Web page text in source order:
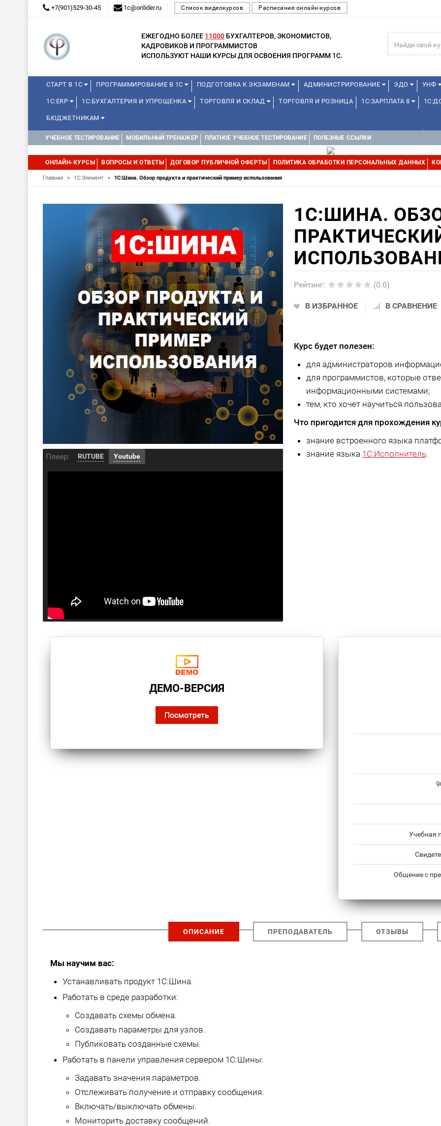
+7(901)529-30-45 1c@onlider.ru Список видеокурсов Расписание онлайн-курсов
ЕЖЕГОДНО БОЛЕЕ 11000 БУХГАЛТЕРОВ, ЭКОНОМИСТОВ,
КАДРОВИКОВ И ПРОГРАММИСТОВ
ИСПОЛЬЗУЮТ НАШИ КУРСЫ ДЛЯ ОСВОЕНИЯ ПРОГРАММ 1С.
СТАРТ В 1С ПРОГРАММИРОВАНИЕ В 1С ПОДГОТОВКА К ЭКЗАМЕНАМ АДМИНИСТРИРОВАНИЕ ЭДО УНФ
1С:ERP 1С:БУХГАЛТЕРИЯ И УПРОЩЕНКА ТОРГОВЛЯ И СКЛАД ТОРГОВЛЯ И РОЗНИЦА 1С:ЗАРПЛАТА 8
БЮДЖЕТНИКАМ
КУРСЫ ДЛЯ ШКОЛЬНИКОВ ДИСТАНЦИОННАЯ ШКОЛА 1С ДЛЯ ШКОЛЬНИКОВ 1С:УПРАВЛЕНИЕ ХОЛДИНГОМ
УЧЕБНОЕ ТЕСТИРОВАНИЕ МОБИЛЬНЫЙ ТРЕНАЖЕР ПЛАТНОЕ УЧЕБНОЕ ТЕСТИРОВАНИЕ ПОЛЕЗНЫЕ ССЫЛКИ
ОНЛАЙН-КУРСЫ ВОПРОСЫ И ОТВЕТЫ ДОГОВОР ПУБЛИЧНОЙ ОФЕРТЫ ПОЛИТИКА ОБРАБОТКИ ПЕРСОНАЛЬНЫХ ДАННЫХ
Главная » 1С:Элемент » 1С:Шина. Обзор продукта и практический пример использования
Плеер: RUTUBE Youtube
1С:ШИНА.
Рейтинг: (0.0)
В ИЗБРАННОЕ В СРАВНЕНИЕ
Курс будет полезен:
для администраторов
для программистов, которые
информационными системами;
тем, кто хочет научиться
Что пригодится для прохождения
знание встроенного языка
знание языка 1С:Исполнитель.
ДЕМО-ВЕРСИЯ
Посмотреть
Учебная
Общение с
ОПИСАНИЕ ПРЕПОДАВАТЕЛЬ ОТЗЫВЫ
Мы научим вас:
Устанавливать продукт 1С:Шина.
Работать в среде разработки:
Создавать схемы обмена.
Создавать параметры для узлов.
Публиковать созданные схемы.
Работать в панели управления сервером 1С:Шины:
Задавать значения параметров.
Отслеживать получение и отправку сообщения.
Включать/выключать обмены.
Мониторить доставку сообщений.